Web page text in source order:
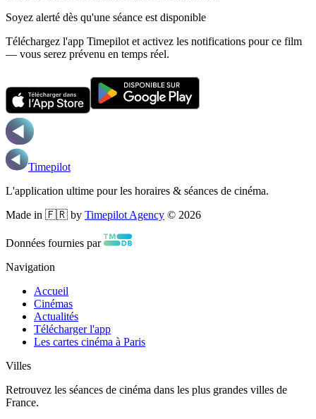
Soyez alerté dès qu'une séance est disponible
Téléchargez l'app Timepilot et activez les notifications pour ce film
— vous serez prévenu en temps réel.
Timepilot
L'application ultime pour les horaires & séances de cinéma.
Made in 🇫🇷 by Timepilot Agency © 2026
Données fournies par
Navigation
Accueil
Cinémas
Actualités
Télécharger l'app
Les cartes cinéma à Paris
Villes
Retrouvez les séances de cinéma dans les plus grandes villes de
France.